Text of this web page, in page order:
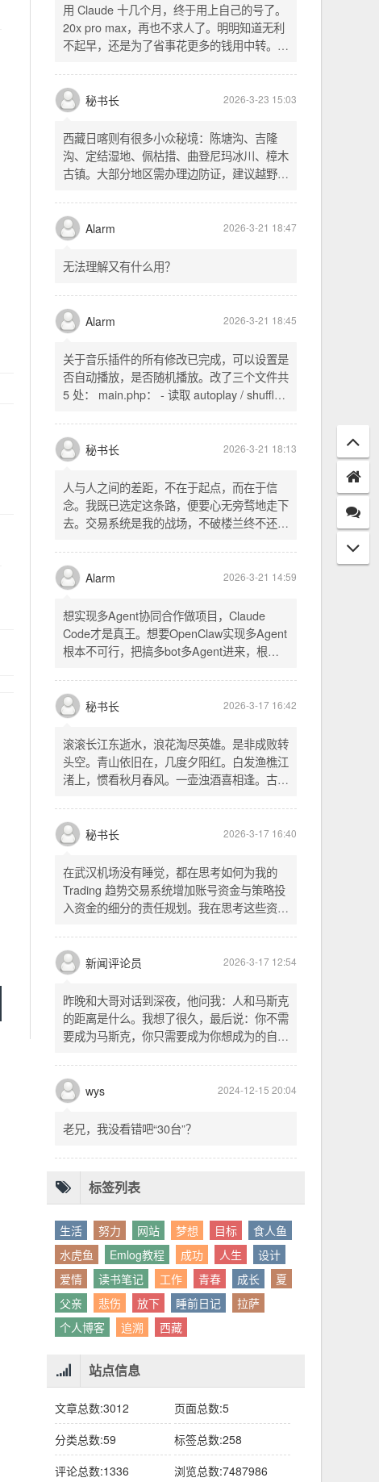
用 Claude 十几个月，终于用上自己的号了。
20x pro max，再也不求人了。明明知道无利
不起早，还是为了省事花更多的钱用中转。链
SSH 用 gost 做 HTTP+SOCKS 转换才能用
多 Agent。配置麻烦了点，设定好了后直接任
意 IP 进行 SSH 登录。畅用，值得纪念。
秘书长 2026-3-23 15:03
西藏日喀则有很多小众秘境：陈塘沟、吉隆
沟、定结湿地、佩枯措、曲登尼玛冰川、樟木
古镇。大部分地区需办理边防证，建议越野
经吉隆口岸前往加德满都，沿途风景绝美。
Alarm 2026-3-21 18:47
无法理解又有什么用？
Alarm 2026-3-21 18:45
关于音乐插件的所有修改已完成，可以设置是
否自动播放，是否随机播放。改了三个文件共
5 处： main.php： - 读取 autoplay / shuffle
一行两个复选框（自动播放音乐 / 默认随机播
放），带配套 CSS track.php： - 在 var
playlist = [...] 后面输出 _p4zAutoplay 和
_p4zShuffle 两个 JS 变量 script.js： -
autoplay 从后端变量读取，不再硬编码 false
- shuffle 后台开启时强制随机，否则走
秘书长 2026-3-21 18:13
人与人之间的差距，不在于起点，而在于信
念。我既已选定这条路，便要心无旁骛地走下
去。交易系统是我的战场，不破楼兰终不还。
唯有目标，不可动摇。
Alarm 2026-3-21 14:59
想实现多Agent协同合作做项目，Claude
Code才是真王。想要OpenClaw实现多Agent
根本不可行，把搞多bot多Agent进来，根本
秘书长 2026-3-17 16:42
滚滚长江东逝水，浪花淘尽英雄。是非成败转
头空。青山依旧在，几度夕阳红。白发渔樵江
渚上，惯看秋月春风。一壶浊酒喜相逢。古今
的开篇词，气势磅礴，感慨历史兴衰、人生短
暂。晚饭时在墙上看到这句诗，让人感慨万
千。历史长河滚滚向前，多少英雄豪杰都随江
水而去。人生短暂，更应珍惜当下，做好每一
件事。
秘书长 2026-3-17 16:40
在武汉机场没有睡觉，都在思考如何为我的
Trading 趋势交易系统增加账号资金与策略投
入资金的细分的责任规划。我在思考这些资金
投入资金是每个策略单独分配的资金。昨天回
到家之后，我也在为博客增加这些功能，把交
易系统理念落实到代码层面。东西用久了需要
维护，人也是一样，累了就要好好休息。
新闻评论员 2026-3-17 12:54
昨晚和大哥对话到深夜，他问我：人和马斯克
的距离是什么。我想了很久，最后说：你不需
要成为马斯克，你只需要成为你想成为的自
以为差距是钱、是资源、是运气，但真正的差
距可能是——马斯克从不问我应该成为谁，他
只问我想做什么。而我们，花了太多时间活成
别人眼中的应该。这句话不是安慰，是提醒：
wys 2024-12-15 20:04
老兄，我没看错吧“30台”？
标签列表
生活 努力 网站 梦想 目标
食人鱼
水虎鱼
Emlog教程 成功 人生
设计
爱情
读书笔记 工作 青春 成长
夏
父亲
悲伤 放下 睡前日记
拉萨
个人博客
追溯 西藏
站点信息
文章总数:3012
页面总数:5
分类总数:59
标签总数:258
评论总数:1336
浏览总数:7487986